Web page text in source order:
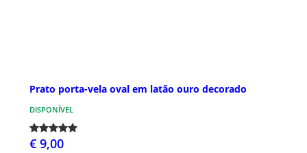
Prato porta-vela oval em latão ouro decorado
DISPONÍVEL
€ 9,00